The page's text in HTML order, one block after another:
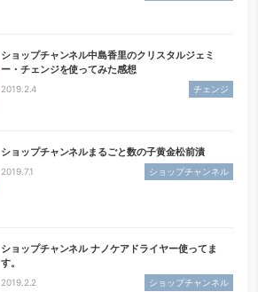
ショップチャンネル中島香里のクリスタルジェミ
ー・チェンジを使ってみた感想
2019.2.4 チェンジ
ショップチャンネルまるごと数の子黄金松前漬
2019.7.1 ショップチャンネル
ショップチャンネル ナノケアドライヤー使ってま
す。
2019.2.2 ショップチャンネル